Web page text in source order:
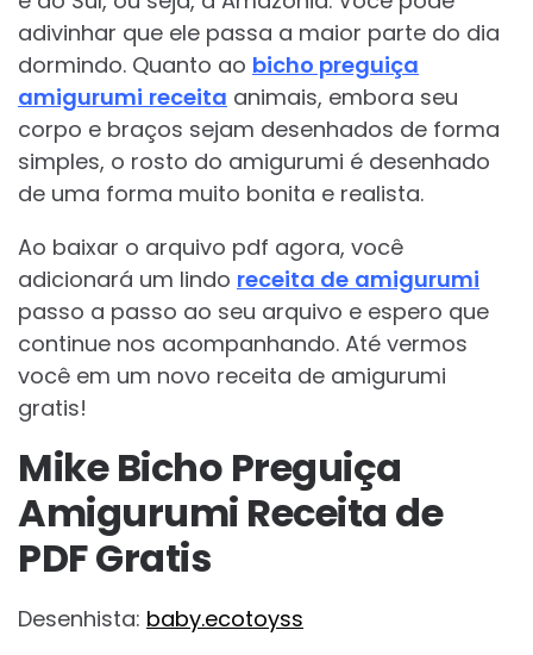
adivinhar que ele passa a maior parte do dia
dormindo. Quanto ao bicho preguiça
amigurumi receita animais, embora seu
corpo e braços sejam desenhados de forma
simples, o rosto do amigurumi é desenhado
de uma forma muito bonita e realista.
Ao baixar o arquivo pdf agora, você
adicionará um lindo receita de amigurumi
passo a passo ao seu arquivo e espero que
continue nos acompanhando. Até vermos
você em um novo receita de amigurumi
gratis!
Mike Bicho Preguiça
Amigurumi Receita de
PDF Gratis
Desenhista: baby.ecotoyss